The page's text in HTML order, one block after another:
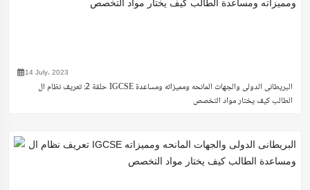
14 July، 2023
حلقة 2: تعريف نظام ال IGCSE البريطانى الدولى والجهات المانحه ومميزاته ومساعدة
الطالب كيف يختار مواد التخصص